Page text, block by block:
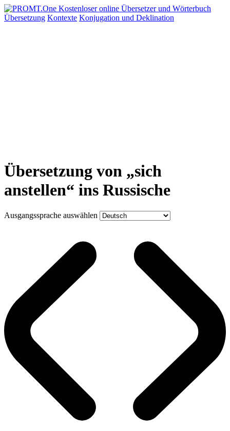
Übersetzung Kontexte Konjugation und Deklination
Übersetzung von „sich
anstellen“ ins Russische
Ausgangssprache auswählen